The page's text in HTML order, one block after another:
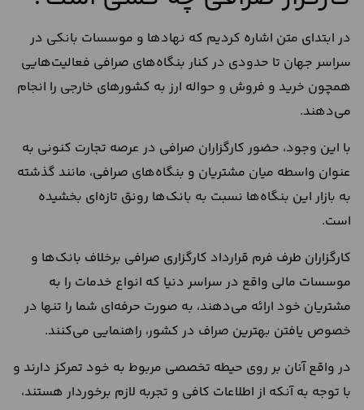
در ابتدای متن اشاره کردیم که نهادها و موسسات بانکی در
سراسر جهان تا حدودی در کنار بنگاه‌های صرافی فعالیت‌هایی
همچون خرید و فروش و حواله ارز به کشور‌های خارجی را انجام
می‌دهند.
با این وجود، حضور کارگزاران صرافی در عرصه تجارت کنونی به
عنوان واسطه میان مشتریان و بنگاه‌های صرافی، مانند گذشته
به بازار این بنگاه‌ها نسبت به بانک‌ها رونق تازه‌ای بخشیده
است.
کارگزاران طرف فرم قرارداد کارگزاری صرافی برخلاف بانک‌ها و
موسسات مالی واقع در سراسر دنیا که انواع خدمات را به
مشتریان خود ارائه می‌دهند، به صورت حرفه‌ای شما را تنها در
خصوص یافتن بهترین صراف در کشور، راهنمایی می‌کنند.
در واقع آنان بر روی حیطه تخصصی مربوط به خود تمرکز دارند و
با توجه به آنکه از اطلاعات کافی و تجربه لازم برخوردار هستند،